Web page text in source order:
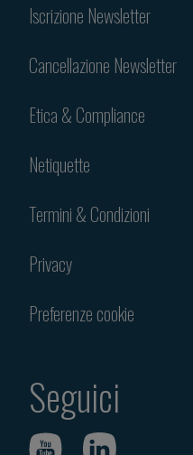
Iscrizione Newsletter
Cancellazione Newsletter
Etica & Compliance
Netiquette
Termini & Condizioni
Privacy
Preferenze cookie
Seguici